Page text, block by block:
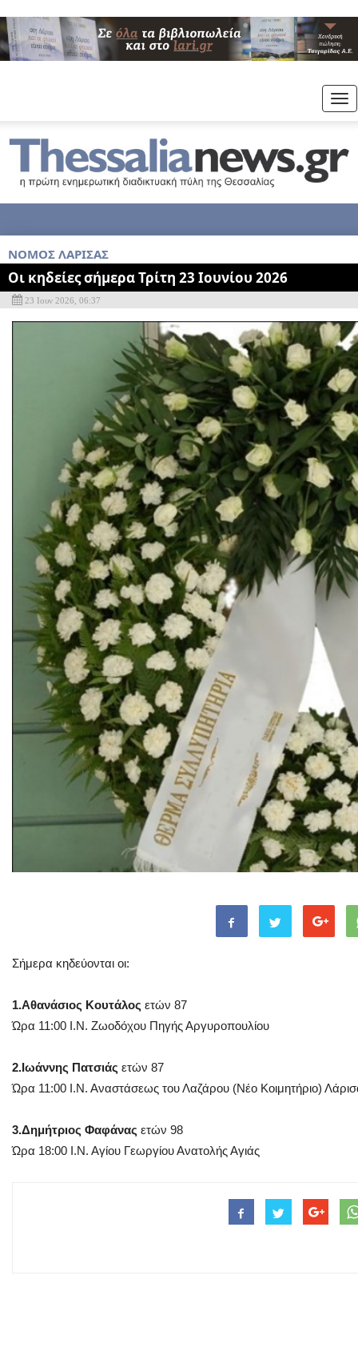
ΝΟΜΟΣ ΛΑΡΙΣΑΣ
Οι κηδείες σήμερα Τρίτη 23 Ιουνίου 2026
23 Ιουν 2026, 06:37
Σήμερα κηδεύονται οι:
1.Αθανάσιος Κουτάλος ετών 87
Ώρα 11:00 Ι.Ν. Ζωοδόχου Πηγής Αργυροπουλίου
2.Ιωάννης Πατσιάς ετών 87
Ώρα 11:00 Ι.Ν. Αναστάσεως του Λαζάρου (Νέο Κοιμητήριο)
3.Δημήτριος Φαφάνας ετών 98
Ώρα 18:00 Ι.Ν. Αγίου Γεωργίου Ανατολής Αγιάς